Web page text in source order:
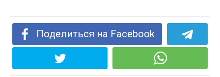
Поделиться на Facebook